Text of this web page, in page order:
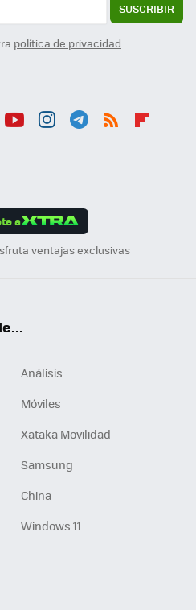
SUSCRIBIR
política de privacidad
a
ventajas exclusivas
Análisis
Móviles
Xataka Movilidad
Samsung
China
Windows 11